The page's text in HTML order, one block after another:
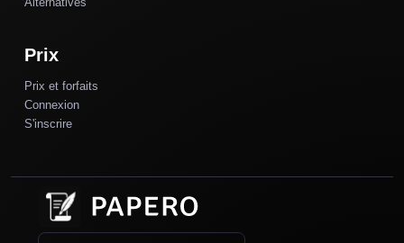
Prix
Prix et forfaits
Connexion
S'inscrire